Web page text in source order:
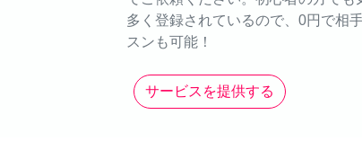
多く登録されているので、0円で相
スンも可能！
サービスを提供する